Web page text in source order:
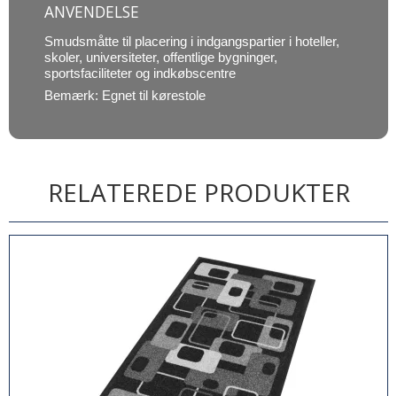
ANVENDELSE
Smudsmåtte til placering i indgangspartier i hoteller,
skoler, universiteter, offentlige bygninger,
sportsfaciliteter og indkøbscentre
Bemærk: Egnet til kørestole
RELATEREDE PRODUKTER